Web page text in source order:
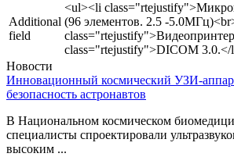
Additional
field
<ul><li
(96 элементов. 2.5 -
class="rtejustify">DICOM
Новости
Инновационный космический УЗИ-
безопасность астронавтов
В Национальном космическом
специалисты спроектировали
высоким ...